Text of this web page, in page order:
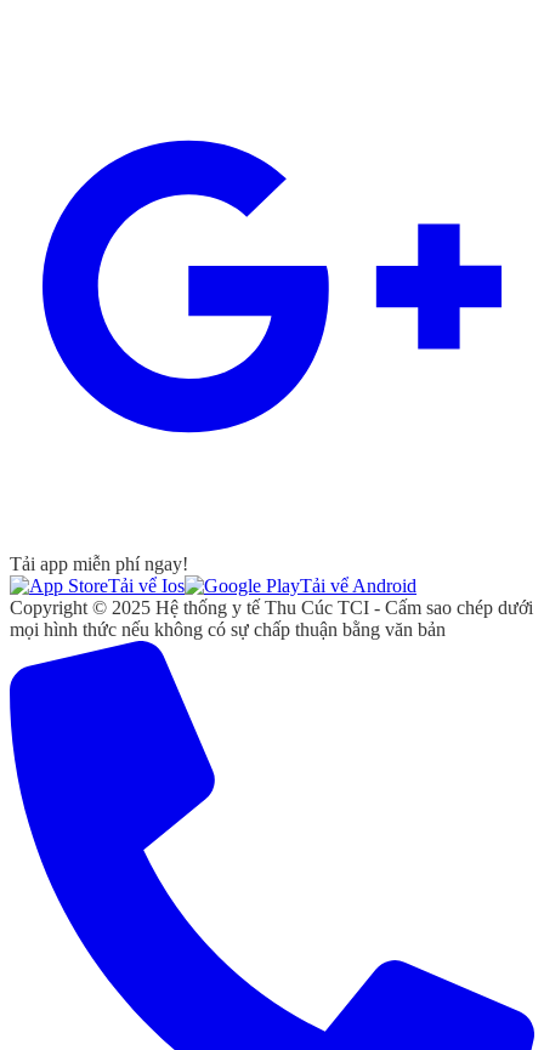
Tải app miễn phí ngay!
Tải vể Ios
Tải vể Android
Copyright © 2025 Hệ thống y tế Thu Cúc TCI - Cấm sao chép dưới
mọi hình thức nếu không có sự chấp thuận bằng văn bản